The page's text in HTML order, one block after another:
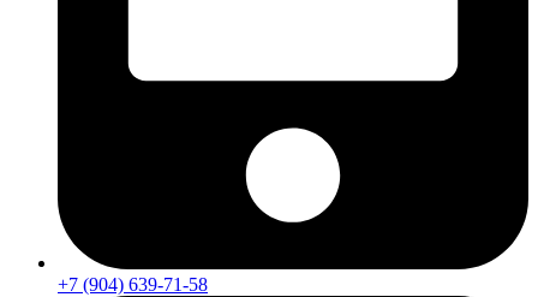
+7 (904) 639-71-58